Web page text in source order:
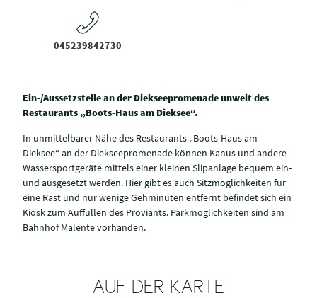
045239842730
Ein-/Aussetzstelle an der Diekseepromenade unweit des
Restaurants „Boots-Haus am Dieksee“.
In unmittelbarer Nähe des Restaurants „Boots-Haus am
Dieksee“ an der Diekseepromenade können Kanus und andere
Wassersportgeräte mittels einer kleinen Slipanlage bequem ein-
und ausgesetzt werden. Hier gibt es auch Sitzmöglichkeiten für
eine Rast und nur wenige Gehminuten entfernt befindet sich ein
Kiosk zum Auffüllen des Proviants. Parkmöglichkeiten sind am
Bahnhof Malente vorhanden.
AUF DER KARTE